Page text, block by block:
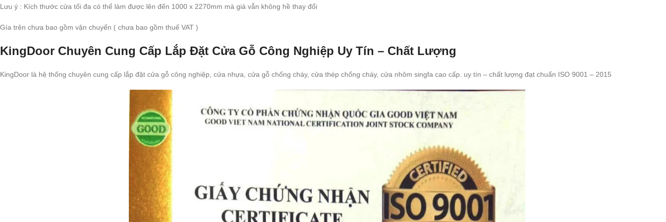
Lưu ý : Kích thước cửa tối đa có thể làm được lên đến 1000 x 2270mm mà giá vẫn không hề thay đổi
Gía trên chưa bao gồm vận chuyển ( chưa bao gồm thuế VAT )
KingDoor Chuyên Cung Cấp Lắp Đặt Cửa Gỗ Công Nghiệp Uy Tín – Chất Lượng
KingDoor là hệ thống chuyên cung cấp lắp đặt cửa gỗ công nghiệp, cửa nhựa, cửa gỗ chống cháy, cửa thép chống cháy, cửa nhôm singfa cao cấp. uy tín – chất lượng đạt chuẩn ISO 9001 – 2015